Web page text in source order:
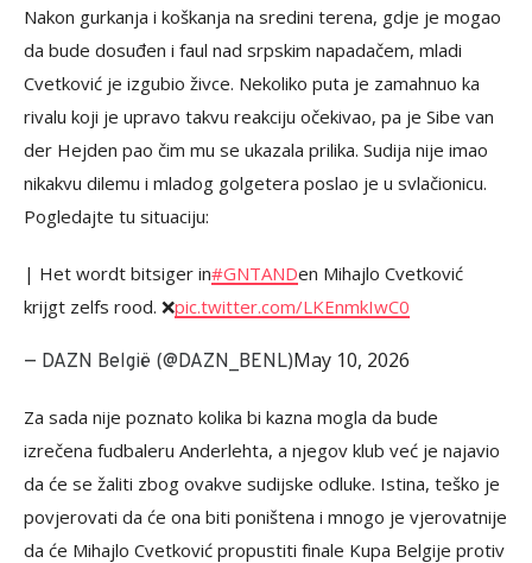
Nakon gurkanja i koškanja na sredini terena, gdje je mogao
da bude dosuđen i faul nad srpskim napadačem, mladi
Cvetković je izgubio živce. Nekoliko puta je zamahnuo ka
rivalu koji je upravo takvu reakciju očekivao, pa je Sibe van
der Hejden pao čim mu se ukazala prilika. Sudija nije imao
nikakvu dilemu i mladog golgetera poslao je u svlačionicu.
Pogledajte tu situaciju:
| Het wordt bitsiger in#GNTANDen Mihajlo Cvetković
krijgt zelfs rood. ❌pic.twitter.com/LKEnmkIwC0
— DAZN België (@DAZN_BENL)May 10, 2026
Za sada nije poznato kolika bi kazna mogla da bude
izrečena fudbaleru Anderlehta, a njegov klub već je najavio
da će se žaliti zbog ovakve sudijske odluke. Istina, teško je
povjerovati da će ona biti poništena i mnogo je vjerovatnije
da će Mihajlo Cvetković propustiti finale Kupa Belgije protiv